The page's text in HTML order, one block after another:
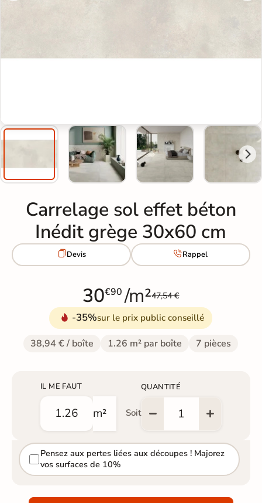
Carrelage sol effet béton
Inédit grège 30x60 cm
Devis Rappel
30€90 /m²47,54 €
-35%sur le prix public conseillé
38,94 € / boîte 1.26 m² par boîte 7 pièces
IL ME FAUT
m² Soit
QUANTITÉ
Pensez aux pertes liées aux découpes ! Majorez
vos surfaces de 10%